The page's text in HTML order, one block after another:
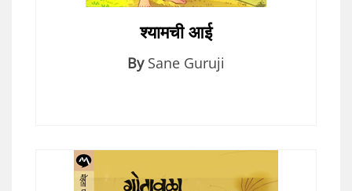
श्यामची आई
By Sane Guruji